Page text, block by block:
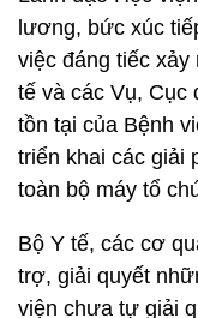
lương, bức xúc
việc đáng tiếc xảy
tế và các Vụ, Cục
tồn tại của Bệnh
triển khai các giải
toàn bộ máy tổ
Bộ Y tế, các cơ
trợ, giải quyết
viện chưa tự giải